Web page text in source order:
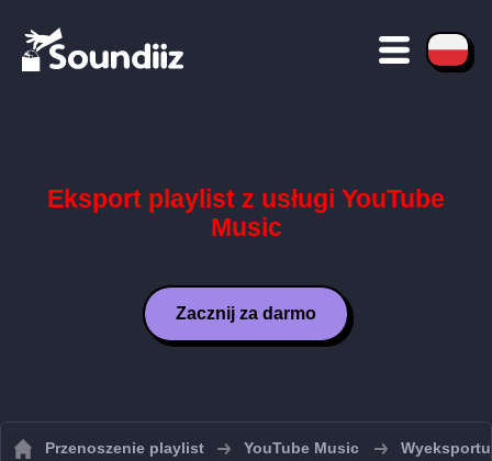
Eksport playlist z usługi YouTube
Music
Zacznij za darmo
Przenoszenie playlist YouTube Music